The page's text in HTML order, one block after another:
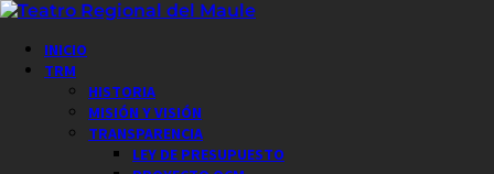
Saltar
contenido
Menú
principal
INICIO
TRM
HISTORIA
MISIÓN Y VISIÓN
TRANSPARENCIA
LEY DE PRESUPUESTO